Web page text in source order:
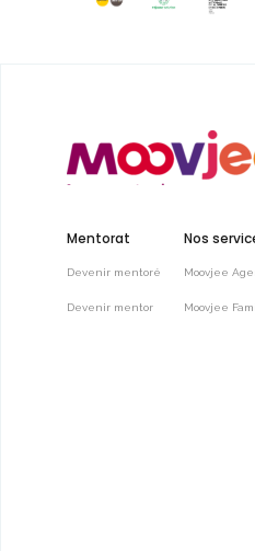
Mentorat
Devenir mentoré
Devenir mentor
Nos
Moovjee
Moovjee